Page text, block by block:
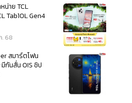
น่าย TCL
Tab10L Gen4
. 68
สมาร์ตโฟน
กันสั่น OIS ชิป